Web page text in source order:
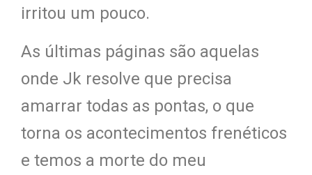
irritou um pouco.
As últimas páginas são aquelas
onde Jk resolve que precisa
amarrar todas as pontas, o que
torna os acontecimentos frenéticos
e temos a morte do meu